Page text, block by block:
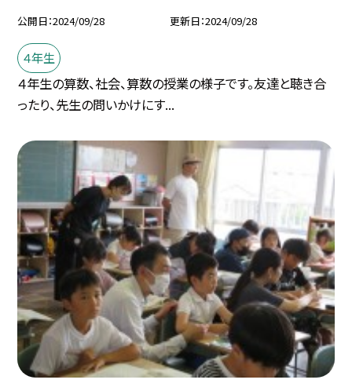
公開日 2024/09/28 更新日 2024/09/28
４年生
４年生の算数、社会、算数の授業の様子です。友達と聴き合
ったり、先生の問いかけにす...